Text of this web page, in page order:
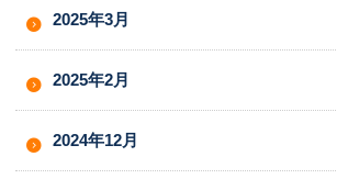
2025年3月
2025年2月
2024年12月